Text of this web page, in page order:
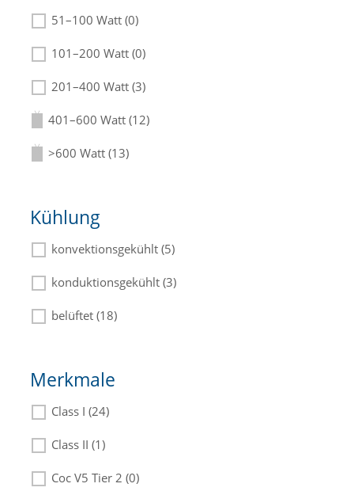
Beschreibung.
51–100 Watt (0)
101–200 Watt (0)
201–400 Watt (3)
401–600 Watt (12)
>600 Watt (13)
Kühlung
konvektionsgekühlt (5)
konduktionsgekühlt (3)
belüftet (18)
Merkmale
Class I (24)
Class II (1)
Coc V5 Tier 2 (0)